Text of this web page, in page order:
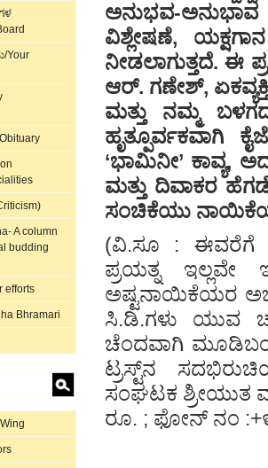
Your
A column
budding
efforts
Bhramari
ಅನುಭವ-
ವಿಶ್ಲೇಷಣೆ,
ನೀಡಲಾಗುತ್ತದೆ. ಈ
ಆರ್. ಗಣೇಶ್,
ಮತ್ತು ನಮ್ಮ
ಹೃತ್ಪೂರ್ವಕವಾಗಿ
‘ಭಾಮಿನೀ’
ಮತ್ತು ದಿವಾಕರ
ಸಂಚಿಕೆಯು
(ವಿ.ಸೂ : ಈವರೆಗೆ
ಪ್ರಯತ್ನ ಇಲ್ಲವೇ
ಅಷ್ಟನಾಯಿಕೆಯರ
ಸಿ.ಡಿ.ಗಳು ಯುವ
ಚೆಂದವಾಗಿ
ಟ್ರಸ್ಟ್‌ನ
ಸಂಘಟಕ ಶ್ರೀಯುತ
ರೂ. ; ಫೋನ್ ನಂ